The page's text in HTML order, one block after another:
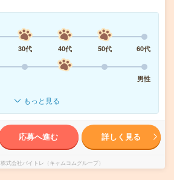
30代 40代 50代
60代
男性
もっと見る
応募へ進む 詳しく見る
株式会社バイトレ（キャムコムグループ）